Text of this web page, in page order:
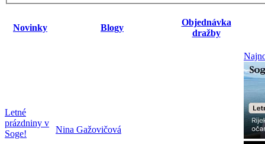
Novinky Blogy
Objednávka
dražby
Letné
prázdniny v
Soge!
Nina Gažovičová